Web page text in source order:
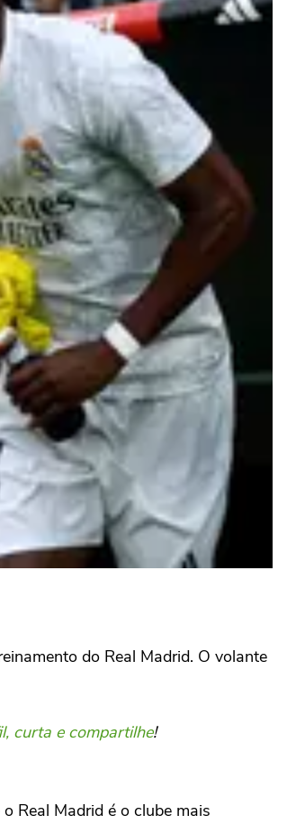
do Real Madrid. O volante
curta e compartilhe!
Real Madrid é o clube mais